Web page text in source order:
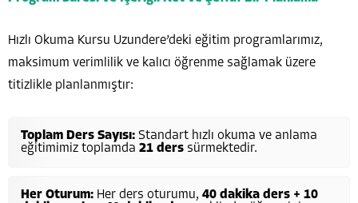
Hızlı Okuma Kursu Uzundere’deki eğitim programlarımız,
maksimum verimlilik ve kalıcı öğrenme sağlamak üzere
titizlikle planlanmıştır:
Toplam Ders Sayısı: Standart hızlı okuma ve anlama
eğitimimiz toplamda 21 ders sürmektedir.
Her Oturum: Her ders oturumu, 40 dakika ders + 10